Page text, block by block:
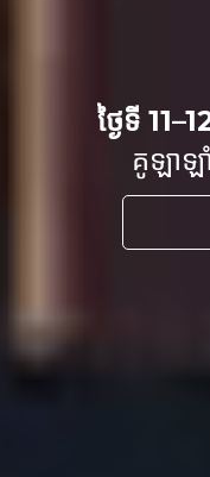
ថ្ងៃទី
គូឡាឡ